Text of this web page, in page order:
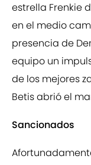
estrella Frenkie
en el medio
presencia de
equipo un
de los mejores
Betis abrió el
Sancionados